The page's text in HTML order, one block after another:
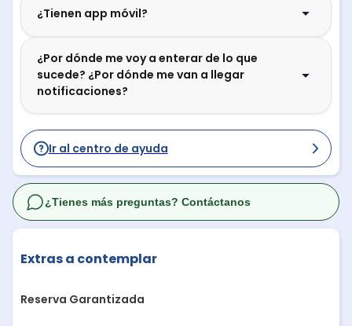
¿Tienen app móvil?
¿Por dónde me voy a enterar de lo que
sucede? ¿Por dónde me van a llegar
notificaciones?
Ir al centro de ayuda
Extras a contemplar
Reserva Garantizada
¿Tienes más preguntas? Contáctanos